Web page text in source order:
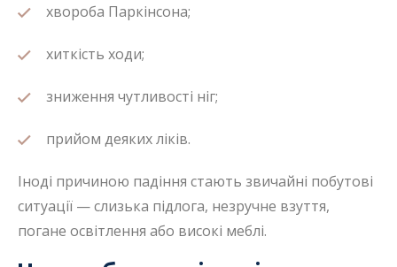
хвороба Паркінсона;
хиткість ходи;
зниження чутливості ніг;
прийом деяких ліків.
Іноді причиною падіння стають звичайні побутові
ситуації — слизька підлога, незручне взуття,
погане освітлення або високі меблі.